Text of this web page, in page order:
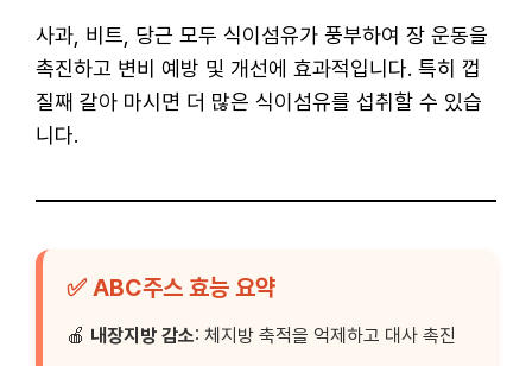
사과, 비트, 당근 모두 식이섬유가 풍부하여 장 운동을
촉진하고 변비 예방 및 개선에 효과적입니다. 특히 껍
질째 갈아 마시면 더 많은 식이섬유를 섭취할 수 있습
니다.
✅ ABC주스 효능 요약
🍎 내장지방 감소: 체지방 축적을 억제하고 대사 촉진